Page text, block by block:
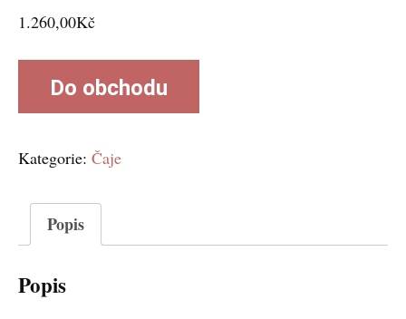
1.260,00Kč
Do obchodu
Kategorie: Čaje
Popis
Popis